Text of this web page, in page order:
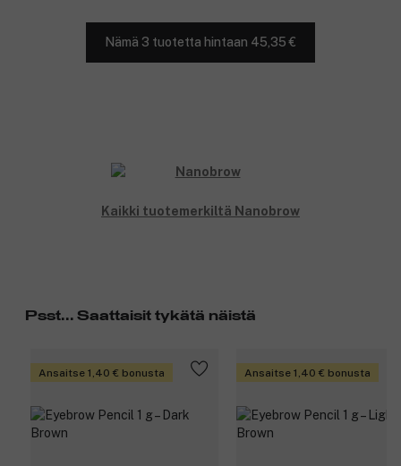
Nämä 3 tuotetta hintaan 45,35 €
Kaikki tuotemerkiltä Nanobrow
Psst... Saattaisit tykätä näistä
Ansaitse 1,40 € bonusta Ansaitse 1,40 € bonusta